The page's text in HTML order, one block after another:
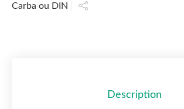
Carba ou DIN
Description